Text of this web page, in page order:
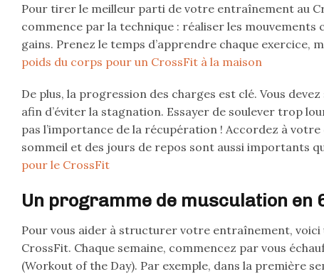
Pour tirer le meilleur parti de votre entraînement au
commence par la technique : réaliser les
gains. Prenez le temps d’apprendre chaque exercice,
poids du corps pour un CrossFit à la maison
De plus, la progression des charges est clé. Vous
afin d’éviter la stagnation. Essayer de soulever trop
pas l’importance de la récupération ! Accordez à
sommeil et des jours de repos sont aussi importants
pour le CrossFit
Un programme de musculation en
Pour vous aider à structurer votre entraînement,
CrossFit. Chaque semaine, commencez par vous
(Workout of the Day). Par exemple, dans la première